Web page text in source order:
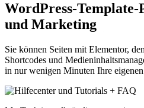
WordPress-
und Marketing
Sie können Seiten mit Elementor,
Shortcodes und
in nur wenigen Minuten Ihre